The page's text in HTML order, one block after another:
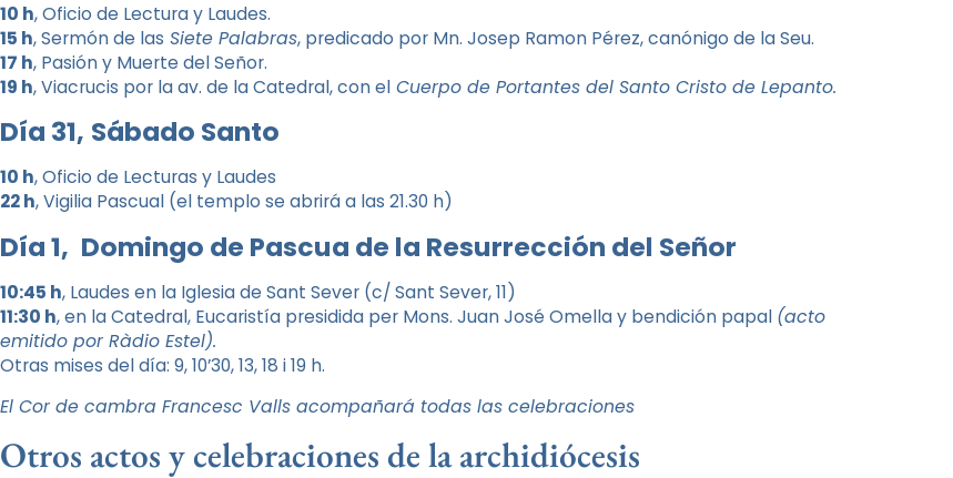
10 h, Oficio de Lectura y Laudes.
15 h, Sermón de las Siete Palabras, predicado por Mn. Josep Ramon Pérez, canónigo de la Seu.
17 h, Pasión y Muerte del Señor.
19 h, Viacrucis por la av. de la Catedral, con el Cuerpo de Portantes del Santo Cristo de Lepanto.
Día 31, Sábado Santo
10 h, Oficio de Lecturas y Laudes
22 h, Vigilia Pascual (el templo se abrirá a las 21.30 h)
Día 1, Domingo de Pascua de la Resurrección del Señor
10:45 h, Laudes en la Iglesia de Sant Sever (c/ Sant Sever, 11)
11:30 h, en la Catedral, Eucaristía presidida per Mons. Juan José Omella y bendición papal (acto
emitido por Ràdio Estel).
Otras mises del día: 9, 10’30, 13, 18 i 19 h.
El Cor de cambra Francesc Valls acompañará todas las celebraciones
Otros actos y celebraciones de la archidiócesis